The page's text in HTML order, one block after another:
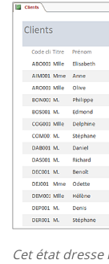
Cet état dresse